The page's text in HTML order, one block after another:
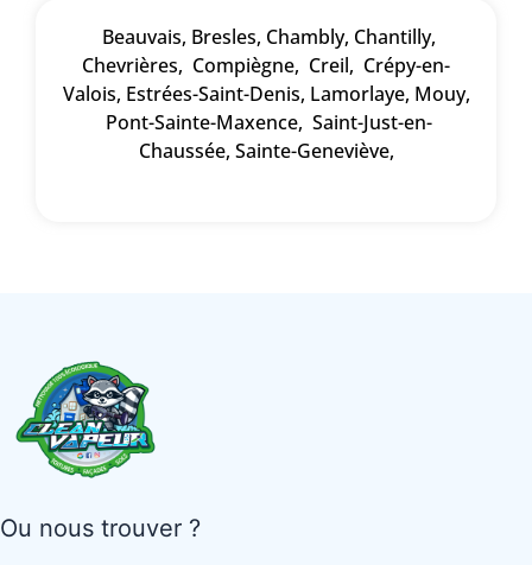
Beauvais, Bresles, Chambly, Chantilly,
Chevrières, Compiègne, Creil, Crépy-en-
Valois, Estrées-Saint-Denis, Lamorlaye, Mouy,
Pont-Sainte-Maxence, Saint-Just-en-
Chaussée, Sainte-Geneviève,
Ou nous trouver ?